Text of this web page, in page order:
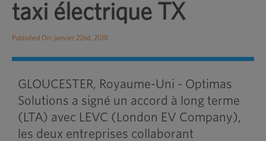
taxi électrique TX
Published On: janvier 22nd, 2018
GLOUCESTER, Royaume-Uni - Optimas
Solutions a signé un accord à long terme
(LTA) avec LEVC (London EV Company),
les deux entreprises collaborant